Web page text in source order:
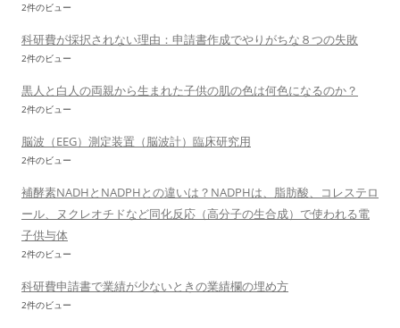
2件のビュー
科研費が採択されない理由：申請書作成でやりがちな８つの失敗
2件のビュー
黒人と白人の両親から生まれた子供の肌の色は何色になるのか？
2件のビュー
脳波（EEG）測定装置（脳波計）臨床研究用
2件のビュー
補酵素NADHとNADPHとの違いは？NADPHは、脂肪酸、コレステロ
ール、ヌクレオチドなど同化反応（高分子の生合成）で使われる電
子供与体
2件のビュー
科研費申請書で業績が少ないときの業績欄の埋め方
2件のビュー